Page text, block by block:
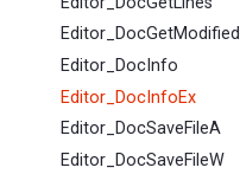
Editor_DocGetModified
Editor_DocInfo
Editor_DocInfoEx
Editor_DocSaveFileA
Editor_DocSaveFileW